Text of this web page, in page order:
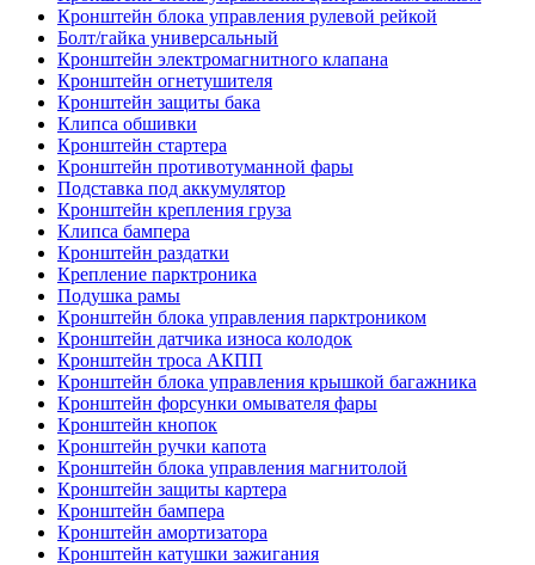
Кронштейн блока управления рулевой рейкой
Болт/гайка универсальный
Кронштейн электромагнитного клапана
Кронштейн огнетушителя
Кронштейн защиты бака
Клипса обшивки
Кронштейн стартера
Кронштейн противотуманной фары
Подставка под аккумулятор
Кронштейн крепления груза
Клипса бампера
Кронштейн раздатки
Крепление парктроника
Подушка рамы
Кронштейн блока управления парктроником
Кронштейн датчика износа колодок
Кронштейн троса АКПП
Кронштейн блока управления крышкой багажника
Кронштейн форсунки омывателя фары
Кронштейн кнопок
Кронштейн ручки капота
Кронштейн блока управления магнитолой
Кронштейн защиты картера
Кронштейн бампера
Кронштейн амортизатора
Кронштейн катушки зажигания